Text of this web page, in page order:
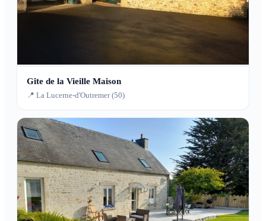
Gîte de la Vieille Maison
📍 La Lucerne-d'Outremer (50)